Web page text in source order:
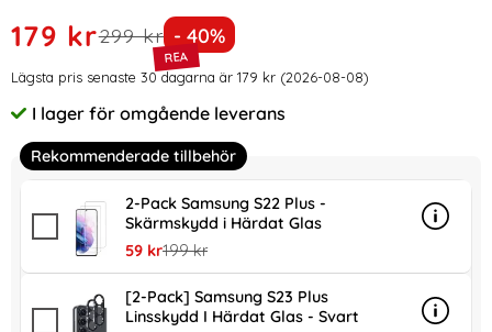
Handla denna produkt ColorPop Samsung Galaxy S23 Plus
rea pris
179 krtidigare pris
299 kr Priset är nedsatt med
- 40%
Prishistorik
Lägsta pris senaste 30 dagarna är 179 kr (2026-08-08)
Tillgänglighet:
I lager för omgående leverans
Rekommenderade tillbehör
2-Pack Samsung S22 Plus -
Skärmskydd i Härdat Glas
rea pris
59 krtidigare pris
199 kr
Info
mer
[2-Pack] Samsung S23 Plus
Linsskydd I Härdat Glas - Svart
Info
mer